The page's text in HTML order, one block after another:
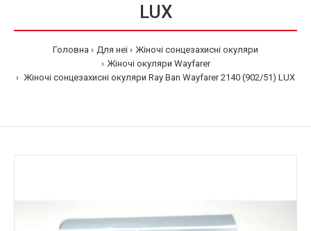
LUX
Головна Для неї
Жіночі сонцезахисні окуляри
Жіночі окуляри Wayfarer
Жіночі сонцезахисні окуляри Ray Ban Wayfarer 2140 (902/51) LUX